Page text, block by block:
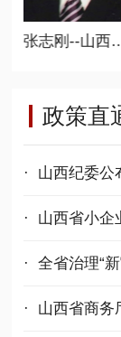
张志刚--山西省商业
政策直
· 山西纪委公